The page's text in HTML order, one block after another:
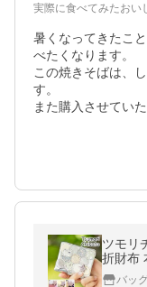
実際に食べてみたおい
暑くなってきたこ
べたくなります。
この焼きそばは、
す。
また購入させていた
ツモリ
折財布
ンパク
バッ